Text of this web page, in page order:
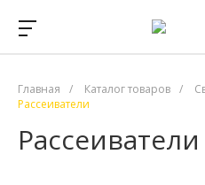
Главная / Каталог товаров /
Рассеиватели
Рассеиватели